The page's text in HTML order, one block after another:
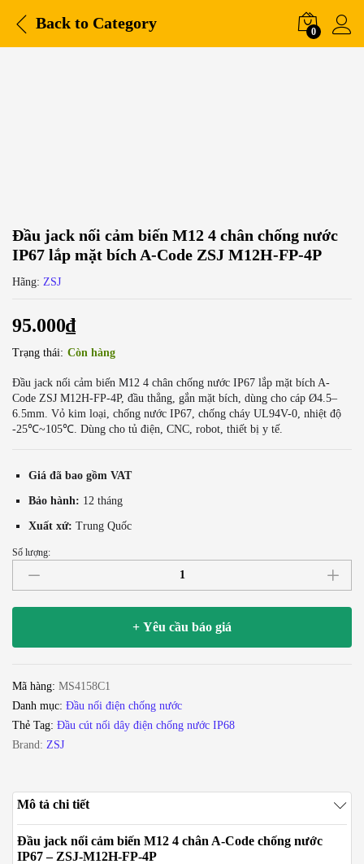
Back to Category 0
Đầu jack nối cảm biến M12 4 chân chống nước
IP67 lắp mặt bích A-Code ZSJ M12H-FP-4P
Hãng: ZSJ
95.000₫
Trạng thái: Còn hàng
Đầu jack nối cảm biến M12 4 chân chống nước IP67 lắp mặt bích A-
Code ZSJ M12H-FP-4P, đầu thẳng, gắn mặt bích, dùng cho cáp Ø4.5–
6.5mm. Vỏ kim loại, chống nước IP67, chống cháy UL94V-0, nhiệt độ
-25℃~105℃. Dùng cho tủ điện, CNC, robot, thiết bị y tế.
Giá đã bao gồm VAT
Bảo hành: 12 tháng
Xuất xứ: Trung Quốc
Đầu
jack
chân
chống
nước
IP67
mặt
bích
Code
Số lượng:
+ Yêu cầu báo giá
Mã hàng: MS4158C1
Danh mục: Đầu nối điện chống nước
Thẻ Tag: Đầu cút nối dây điện chống nước IP68
Brand: ZSJ
Mô tả chi tiết
Đầu jack nối cảm biến M12 4 chân A-Code chống nước
IP67 – ZSJ-M12H-FP-4P